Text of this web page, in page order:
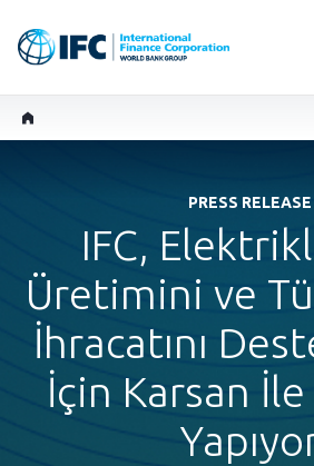
PRESS RELEASE
IFC,
Üretimini ve
İhracatını
İçin Karsan